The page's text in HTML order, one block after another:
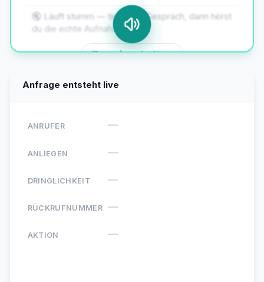
Ton einschalten
🔇 Läuft stumm — tipp aufs Gespräch, dann hörst
du die echte Aufnahme.
Anfrage entsteht live
ANRUFER —
ANLIEGEN —
DRINGLICHKEIT —
RÜCKRUFNUMMER —
AKTION —